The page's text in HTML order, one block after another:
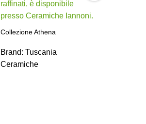
Collezione Athena
Brand: Tuscania
Ceramiche